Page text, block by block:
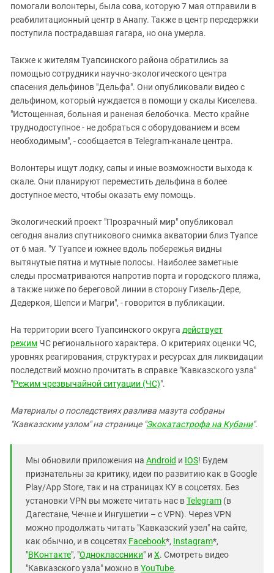
помогали волонтеры, была сова, которую 7 мая отправили в
реабилитационный центр в Анапу. Также в центр передержки
поступила пострадавшая гагара, но она умерла.
Также к жителям Туапсинского района обратились за
помощью сотрудники научно-экологического центра
спасения дельфинов "Дельфа". Они опубликовали видео с
дельфином, который нуждается в помощи у скалы Киселева.
"Истощенная, больная и раненая белобочка. Место крайне
труднодоступное - не добраться с оборудованием и всем
необходимым", - сообщается в Telegram-канале центра.
Волонтеры ищут лодку, сапы и иные возможности выхода к
скале. Они планируют переместить дельфина в более
доступное место, чтобы оказать ему помощь.
Экологический проект "Прозрачный мир" опубликовал
сегодня анализ спутникового снимка акватории близ Туапсе
от 6 мая. "У Туапсе и южнее вдоль побережья видны
вытянутые пятна и мутные полосы. Наиболее заметные
следы просматриваются напротив порта и городского пляжа,
а также ниже по береговой линии в сторону Гизель-Дере,
Дедеркоя, Шепси и Магри", - говорится в публикации.
На территории всего Туапсинского округа действует
режим ЧС регионального характера. О критериях оценки ЧС,
уровнях реагирования, структурах и ресурсах для ликвидации
последствий можно прочитать в справке "Кавказского узла"
"Режим чрезвычайной ситуации (ЧС)".
Материалы о последствиях разлива мазута собраны
"Кавказским узлом" на странице "Экокатастрофа на Кубани".
Мы обновили приложения на Android и IOS! Будем
признательны за критику, идеи по развитию как в Google
Play/App Store, так и на страницах КУ в соцсетях. Без
установки VPN вы можете читать нас вTelegram (в
Дагестане, Чечне и Ингушетии – с VPN). Через VPN
можно продолжать читать "Кавказский узел" на сайте,
как обычно, и в соцсетях Facebook*, Instagram*,
"ВКонтакте", "Одноклассники" и X. Смотреть видео
"Кавказского узла" можно вYouTube.